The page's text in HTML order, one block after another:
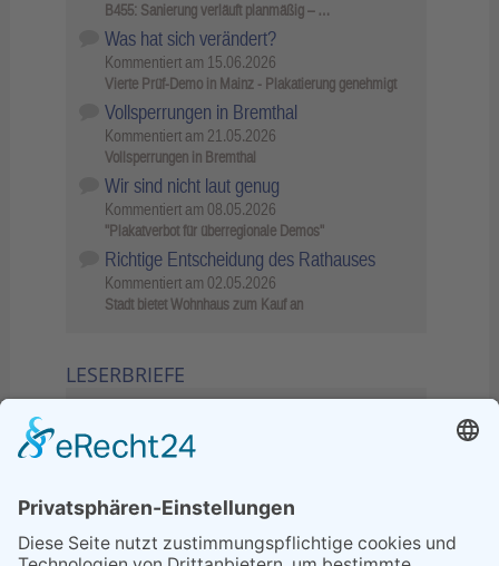
B455: Sanierung verläuft planmäßig – …
Was hat sich verändert?
Kommentiert am 15.06.2026
Vierte Prüf-Demo in Mainz - Plakatierung genehmigt
Vollsperrungen in Bremthal
Kommentiert am 21.05.2026
Vollsperrungen in Bremthal
Wir sind nicht laut genug
Kommentiert am 08.05.2026
"Plakatverbot für überregionale Demos"
Richtige Entscheidung des Rathauses
Kommentiert am 02.05.2026
Stadt bietet Wohnhaus zum Kauf an
LESERBRIEFE
Sperrung B455: Kleiner
Grenzverkehr statt weite Wege
21.04.2026
Wenn Bahn-Computer nicht
miteinander kommunizieren